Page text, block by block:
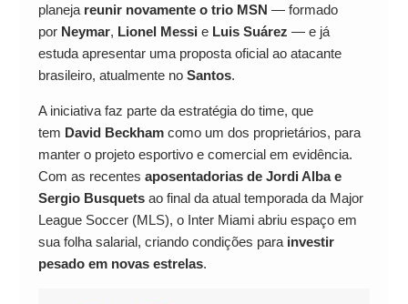
planeja reunir novamente o trio MSN — formado
por Neymar, Lionel Messi e Luis Suárez — e já
estuda apresentar uma proposta oficial ao atacante
brasileiro, atualmente no Santos.
A iniciativa faz parte da estratégia do time, que
tem David Beckhamcomo um dos proprietários, para
manter o projeto esportivo e comercial em evidência.
Com as recentes aposentadorias de Jordi Alba e
Sergio Busquetsao final da atual temporada da Major
League Soccer (MLS), o Inter Miami abriu espaço em
sua folha salarial, criando condições para investir
pesado em novas estrelas.